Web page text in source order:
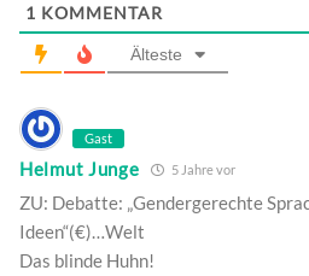
1 KOMMENTAR
Älteste
Gast
Helmut Junge 5 Jahre vor
ZU: Debatte: „Gendergerechte
Ideen“(€)…Welt
Das blinde Huhn!